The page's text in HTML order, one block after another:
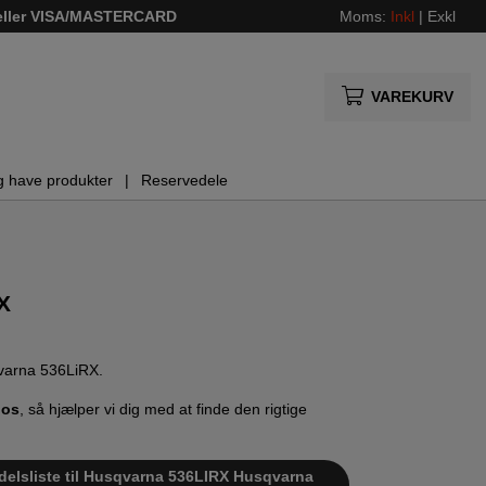
VISA/MASTERCARD Moms: Inkl | Exkl
VAREKURV
have produkter Reservedele
536LiRX.
, så hjælper vi dig med at finde den rigtige
til Husqvarna 536LIRX Husqvarna